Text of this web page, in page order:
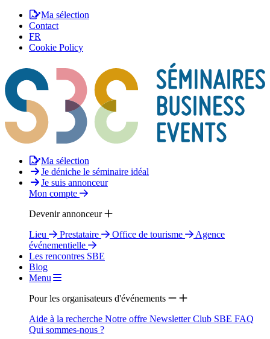
Ma sélection
Contact
FR
Cookie Policy
Ma sélection
Je déniche le séminaire idéal
Je suis annonceur
Mon compte
Devenir annonceur
Lieu
Prestataire Office de tourisme
Agence
événementielle
Les rencontres SBE
Blog
Menu
Pour les organisateurs d'événements
Aide à la recherche Notre offre NewsletterClub SBE FAQ
Qui sommes-nous ?